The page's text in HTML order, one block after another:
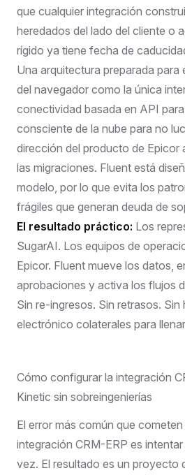
que cualquier integración
heredados del lado del cliente o
rígido ya tiene fecha de
Una arquitectura preparada para
del navegador como la única
conectividad basada en API
consciente de la nube para no
dirección del producto de Epicor
las migraciones. Fluent está
modelo, por lo que evita los
frágiles que generan deuda de
El resultado práctico: Los
SugarAI. Los equipos de
Epicor. Fluent mueve los datos,
aprobaciones y activa los flujos
Sin re-ingresos. Sin retrasos. Sin
electrónico colaterales para
Cómo configurar la integración
Kinetic sin sobreingenierías
El error más común que
integración CRM-ERP es
vez. El resultado es un proyecto